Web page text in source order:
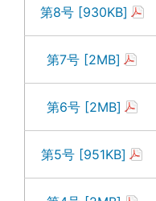
第8号 [930KB]
第7号 [2MB]
第6号 [2MB]
第5号 [951KB]